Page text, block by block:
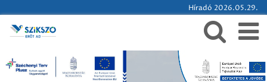
Híradó 2026.05.29.